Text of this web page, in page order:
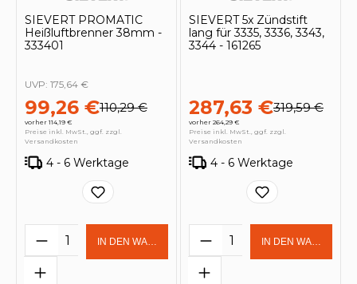
SIEVERT PROMATIC
Heißluftbrenner 38mm -
333401
99,26 €110,29 €
vorher 114,19 €
UVP: 175,64 €
Preise inkl. MwSt., ggf. zzgl.
Versandkosten
4 - 6 Werktage
Produkt Anzahl: Gib den
IN DEN WARENKORB
SIEVERT 5x Zündstift
lang für 3335, 3336, 3343,
3344 - 161265
287,63 €319,59 €
vorher 264,29 €
Preise inkl. MwSt., ggf. zzgl.
Versandkosten
4 - 6 Werktage
Produkt Anzahl:
IN DEN